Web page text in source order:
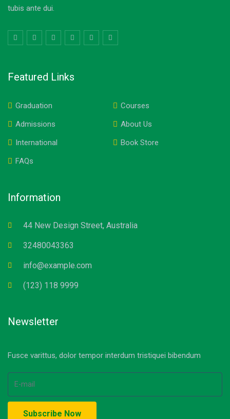
tubis ante dui.
Featured Links
Graduation
Courses
Admissions
About Us
International
Book Store
FAQs
Information
44 New Design Street, Australia
32480043363
info@example.com
(123) 118 9999
Newsletter
Fusce varittus, dolor tempor interdum tristiquei bibendum